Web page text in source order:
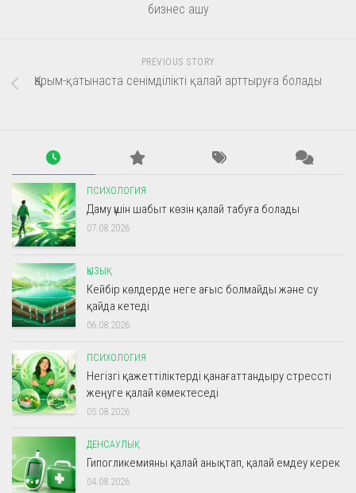
бизнес ашу
PREVIOUS STORY
Қарым-қатынаста сенімділікті қалай арттыруға болады
ПСИХОЛОГИЯ
Даму үшін шабыт көзін қалай табуға болады
07.08.2026
ҚЫЗЫҚ
Кейбір көлдерде неге ағыс болмайды және су
қайда кетеді
06.08.2026
ПСИХОЛОГИЯ
Негізгі қажеттіліктерді қанағаттандыру стрессті
жеңуге қалай көмектеседі
05.08.2026
ДЕНСАУЛЫҚ
Гипогликемияны қалай анықтап, қалай емдеу керек
04.08.2026